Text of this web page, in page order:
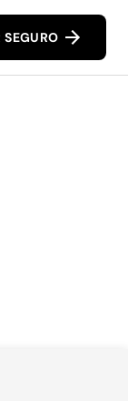
SEGURO